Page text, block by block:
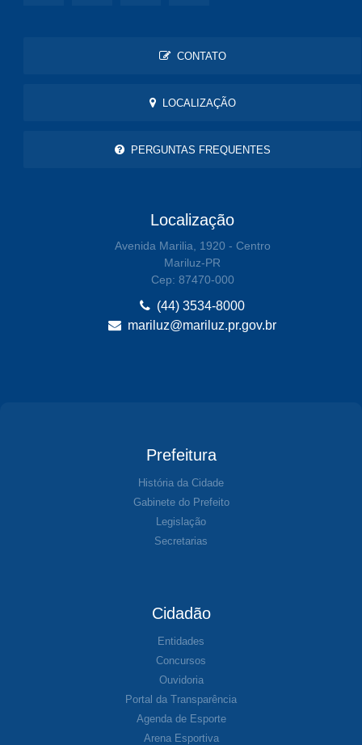
CONTATO
LOCALIZAÇÃO
PERGUNTAS FREQUENTES
Localização
Avenida Marilia, 1920 - Centro
Mariluz-PR
Cep: 87470-000
(44) 3534-8000
mariluz@mariluz.pr.gov.br
Prefeitura
História da Cidade
Gabinete do Prefeito
Legislação
Secretarias
Cidadão
Entidades
Concursos
Ouvidoria
Portal da Transparência
Agenda de Esporte
Arena Esportiva